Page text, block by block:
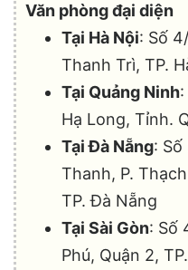
Văn phòng đại diện
Tại Hà Nội: Số
Thanh Trì, TP.
Tại Quảng Ninh
Hạ Long, Tỉnh.
Tại Đà Nẵng:
Thanh, P.
TP. Đà Nẵng
Tại Sài Gòn: Số
Phú, Quận 2,